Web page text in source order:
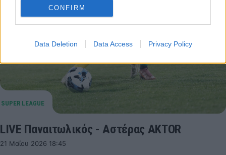
CONFIRM
Data Deletion Data Access Privacy Policy
LIVE Παναιτωλικός - Αστέρας AKTOR
21 Μαΐου 2026 18:45